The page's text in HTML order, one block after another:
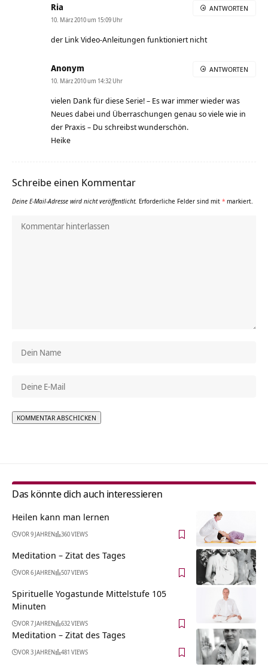
Ria
10. März 2010 um 15:09 Uhr
der Link Video-Anleitungen funktioniert nicht
ANTWORTEN
Anonym
10. März 2010 um 14:32 Uhr
vielen Dank für diese Serie! – Es war immer wieder was
Neues dabei und Überraschungen genau so viele wie in
der Praxis – Du schreibst wunderschön.
Heike
ANTWORTEN
Schreibe einen Kommentar
Deine E-Mail-Adresse wird nicht veröffentlicht. Erforderliche Felder sind mit * markiert.
Das könnte dich auch interessieren
Heilen kann man lernen
VOR 9 JAHREN 360 VIEWS
Meditation – Zitat des Tages
VOR 6 JAHREN 507 VIEWS
Spirituelle Yogastunde Mittelstufe 105
Minuten
VOR 7 JAHREN 632 VIEWS
Meditation – Zitat des Tages
VOR 3 JAHREN 481 VIEWS